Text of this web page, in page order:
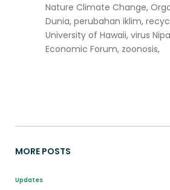
Nature Climate Change,
Dunia, perubahan iklim,
University of Hawaii, virus
Economic Forum, zoonosis,
MORE POSTS
Updates